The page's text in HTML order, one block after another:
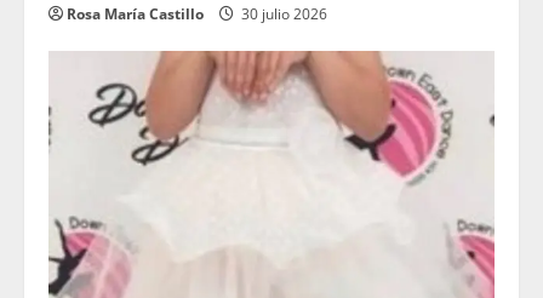
Rosa María Castillo 30 julio 2026